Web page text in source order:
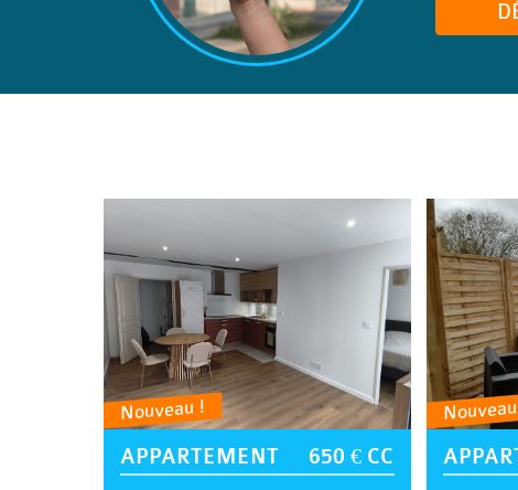
Nouveau !
APPARTEMENT 650 € CC